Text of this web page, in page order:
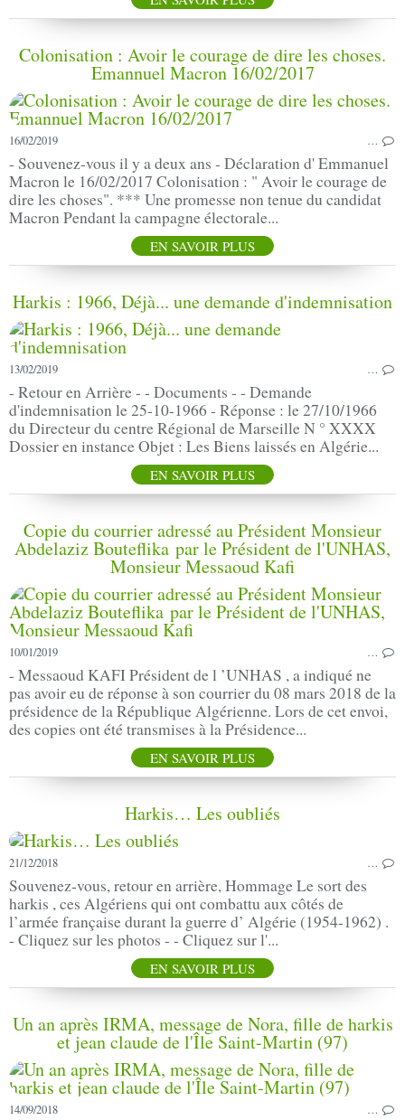
Colonisation : Avoir le courage de dire les choses.
Emannuel Macron 16/02/2017
16/02/2019 …
- Souvenez-vous il y a deux ans - Déclaration d' Emmanuel
Macron le 16/02/2017 Colonisation : " Avoir le courage de
dire les choses". *** Une promesse non tenue du candidat
Macron Pendant la campagne électorale...
EN SAVOIR PLUS
Harkis : 1966, Déjà... une demande d'indemnisation
13/02/2019 …
- Retour en Arrière - - Documents - - Demande
d'indemnisation le 25-10-1966 - Réponse : le 27/10/1966
du Directeur du centre Régional de Marseille N ° XXXX
Dossier en instance Objet : Les Biens laissés en Algérie...
EN SAVOIR PLUS
Copie du courrier adressé au Président Monsieur
Abdelaziz Bouteflika par le Président de l'UNHAS,
Monsieur Messaoud Kafi
10/01/2019 …
- Messaoud KAFI Président de l ’UNHAS , a indiqué ne
pas avoir eu de réponse à son courrier du 08 mars 2018 de la
présidence de la République Algérienne. Lors de cet envoi,
des copies ont été transmises à la Présidence...
EN SAVOIR PLUS
Harkis… Les oubliés
21/12/2018 …
Souvenez-vous, retour en arrière, Hommage Le sort des
harkis , ces Algériens qui ont combattu aux côtés de
l’armée française durant la guerre d’ Algérie (1954-1962) .
- Cliquez sur les photos - - Cliquez sur l'...
EN SAVOIR PLUS
Un an après IRMA, message de Nora, fille de harkis
et jean claude de l'Île Saint-Martin (97)
14/09/2018 …